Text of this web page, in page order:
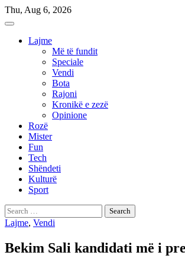
Skip
to
Thu, Aug 6, 2026
Lajme
Më të fundit
Speciale
Vendi
Bota
Rajoni
Kronikë e zezë
Opinione
Rozë
Mister
Fun
Tech
Shëndeti
Kulturë
Sport
Search
for:
Lajme, Vendi
Bekim Sali kandidati më i